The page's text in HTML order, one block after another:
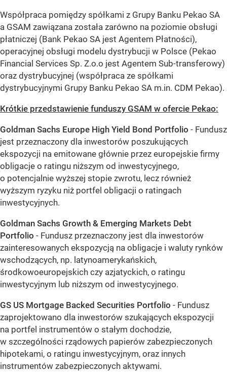
Współpraca pomiędzy spółkami z Grupy Banku Pekao SA
a GSAM zawiązana została zarówno na poziomie obsługi
płatniczej (Bank Pekao SA jest Agentem Płatności),
operacyjnej obsługi modelu dystrybucji w Polsce (Pekao
Financial Services Sp. Z.o.o jest Agentem Sub-transferowy)
oraz dystrybucyjnej (współpraca ze spółkami
dystrybucyjnymi Grupy Banku Pekao SA m.in. CDM Pekao).
Krótkie przedstawienie funduszy GSAM w ofercie Pekao:
Goldman Sachs Europe High Yield Bond Portfolio - Fundusz
jest przeznaczony dla inwestorów poszukujących
ekspozycji na emitowane głównie przez europejskie firmy
obligacje o ratingu niższym od inwestycyjnego,
o potencjalnie wyższej stopie zwrotu, lecz również
wyższym ryzyku niż portfel obligacji o ratingach
inwestycyjnych.
Goldman Sachs Growth & Emerging Markets Debt
Portfolio - Fundusz przeznaczony jest dla inwestorów
zainteresowanych ekspozycją na obligacje i waluty rynków
wschodzących, np. latynoamerykańskich,
środkowoeuropejskich czy azjatyckich, o ratingu
inwestycyjnym lub niższym od inwestycyjnego.
GS US Mortgage Backed Securities Portfolio - Fundusz
zaprojektowano dla inwestorów szukających ekspozycji
na portfel instrumentów o stałym dochodzie,
w szczególności rządowych papierów zabezpieczonych
hipotekami, o ratingu inwestycyjnym, oraz innych
instrumentów zabezpieczonych aktywami.